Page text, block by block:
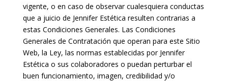
vigente, o en caso de observar cualesquiera conductas
que a juicio de Jennifer Estética resulten contrarias a
estas Condiciones Generales. Las Condiciones
Generales de Contratación que operan para este Sitio
Web, la Ley, las normas establecidas por Jennifer
Estética o sus colaboradores o puedan perturbar el
buen funcionamiento, imagen, credibilidad y/o